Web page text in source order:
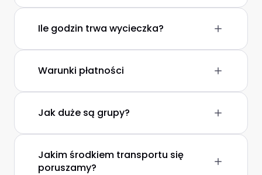
Ile godzin trwa wycieczka?
Warunki płatności
Jak duże są grupy?
Jakim środkiem transportu się
poruszamy?